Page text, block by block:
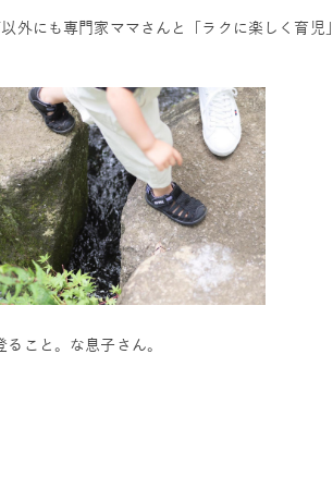
外にも専門家ママさんと「ラクに楽しく育児
こと。な息子さん。